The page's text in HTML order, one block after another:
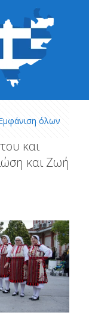
όλων
και
και Ζωή